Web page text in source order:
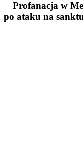
Profanacja w
po ataku na